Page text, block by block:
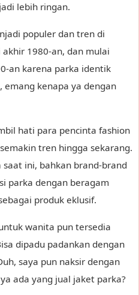
lebih ringan.
populer dan tren di
1980-an, dan mulai
an karena parka identik
emang kenapa ya dengan
hati para pencinta fashion
tren hingga sekarang.
ini, bahkan brand-brand
parka dengan beragam
produk eklusif.
wanita pun tersedia
dipadu padankan dengan
saya pun naksir dengan
ada yang jual jaket parka?